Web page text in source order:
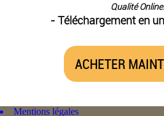
Qualité Online.
- Téléchargement en
ACHETER
Mentions légales